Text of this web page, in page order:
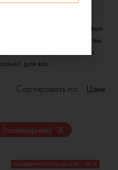
TED BAKER
круглые пластиковые
известных брендов. Если вы
нас на сайте, свяжитесь с
для вас.
Сортировать по: Цене
x
СКИДКИ НА ЛИНЗЫ ДО 45% - 40 %